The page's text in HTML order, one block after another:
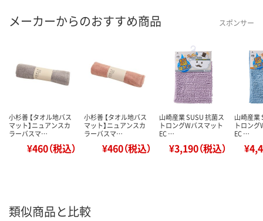
メーカーからのおすすめ商品 スポンサー
小杉善 【タオル地バス
マット】ニュアンスカ
ラーバスマ…
¥460（税込）
小杉善 【タオル地バス
マット】ニュアンスカ
ラーバスマ…
¥460（税込）
山崎産業 SUSU 抗菌ス
トロングWバスマット
EC …
¥3,190（税込）
山崎産業
トロング
EC …
類似商品と比較